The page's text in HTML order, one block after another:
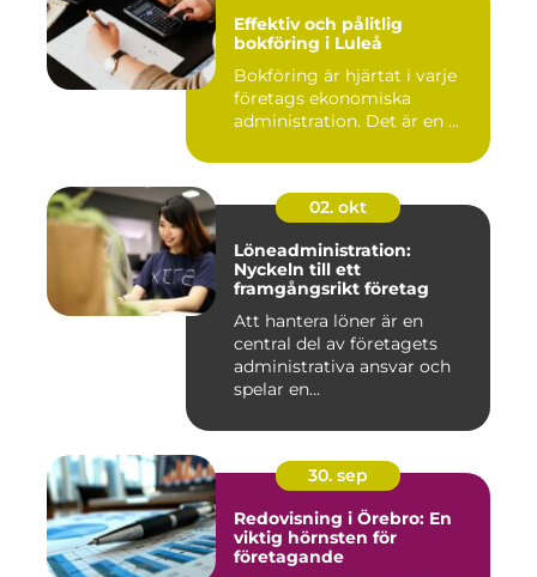
Effektiv och pålitlig
bokföring i Luleå
Bokföring är hjärtat i varje
företags ekonomiska
administration. Det är en ...
02. okt
Löneadministration:
Nyckeln till ett
framgångsrikt företag
Att hantera löner är en
central del av företagets
administrativa ansvar och
spelar en...
30. sep
Redovisning i Örebro: En
viktig hörnsten för
företagande